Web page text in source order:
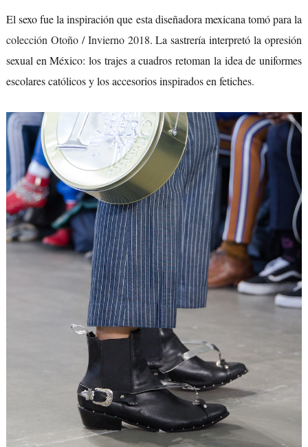
El sexo fue la inspiración que esta diseñadora mexicana tomó para la
colección Otoño / Invierno 2018. La sastrería interpretó la opresión
sexual en México: los trajes a cuadros retoman la idea de uniformes
escolares católicos y los accesorios inspirados en fetiches.